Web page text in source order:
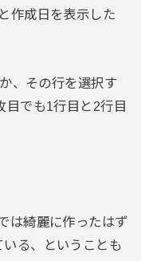
作成日を表示した
、その行を選択す
目でも1行目と2行目
は綺麗に作ったはず
る、ということも